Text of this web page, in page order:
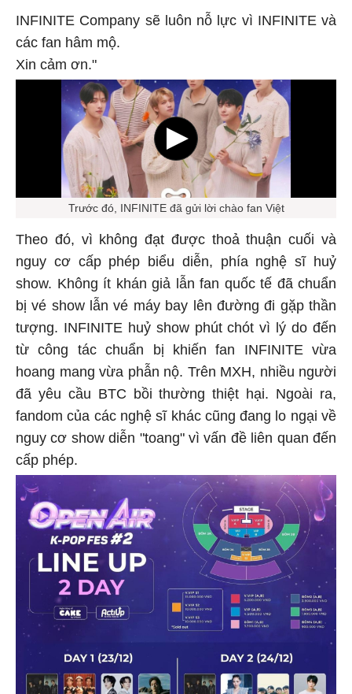
INFINITE Company sẽ luôn nỗ lực vì INFINITE và
các fan hâm mộ.
Xin cảm ơn."
Trước đó, INFINITE đã gửi lời chào fan Việt
Theo đó, vì không đạt được thoả thuận cuối và
nguy cơ cấp phép biểu diễn, phía nghệ sĩ huỷ
show. Không ít khán giả lẫn fan quốc tế đã chuẩn
bị vé show lẫn vé máy bay lên đường đi gặp thần
tượng. INFINITE huỷ show phút chót vì lý do đến
từ công tác chuẩn bị khiến fan INFINITE vừa
hoang mang vừa phẫn nộ. Trên MXH, nhiều người
đã yêu cầu BTC bồi thường thiệt hại. Ngoài ra,
fandom của các nghệ sĩ khác cũng đang lo ngại về
nguy cơ show diễn "toang" vì vấn đề liên quan đến
cấp phép.